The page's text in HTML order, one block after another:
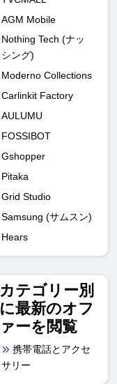
AGM Mobile
Nothing Tech (ナッ
シング)
Moderno Collections
Carlinkit Factory
AULUMU
FOSSIBOT
Gshopper
Pitaka
Grid Studio
Samsung (サムスン)
Hears
カテゴリー別
に最新のオフ
ァーを閲覧
携帯電話とアクセ
サリー